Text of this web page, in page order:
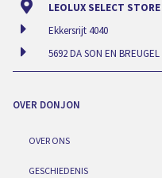
LEOLUX SELECT STORE
Ekkersrijt 4040
5692 DA SON EN BREUGEL
OVER DONJON
OVER ONS
GESCHIEDENIS